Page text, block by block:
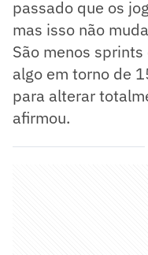
passado que os
mas isso não
São menos
algo em torno de
para alterar
afirmou.